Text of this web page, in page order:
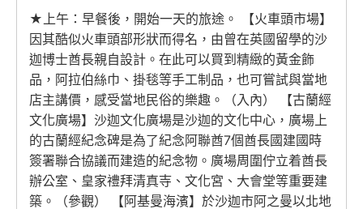
★上午：早餐後，開始一天的旅途。 【火車頭市場】
因其酷似火車頭部形狀而得名，由曾在英國留學的沙
迦博士酋長親自設計。在此可以買到精緻的黃金飾
品，阿拉伯絲巾、掛毯等手工制品，也可嘗試與當地
店主講價，感受當地民俗的樂趣。（入內） 【古蘭經
文化廣場】沙迦文化廣場是沙迦的文化中心，廣場上
的古蘭經紀念碑是為了紀念阿聯酋7個酋長國建國時
簽署聯合協議而建造的紀念物。廣場周圍佇立着酋長
辦公室、皇家禮拜清真寺、文化宮、大會堂等重要建
築。（參觀） 【阿基曼海濱】於沙迦市阿之曼以北地